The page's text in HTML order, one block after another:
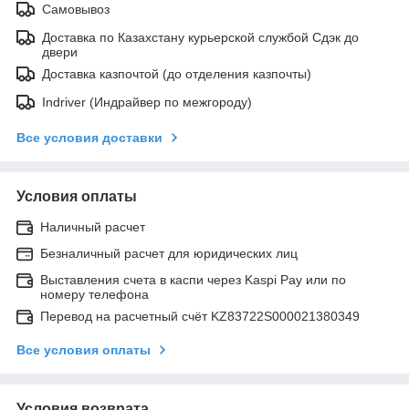
Самовывоз
Доставка по Казахстану курьерской службой Сдэк до
двери
Доставка казпочтой (до отделения казпочты)
Indriver (Индрайвер по межгороду)
Все условия доставки
Условия оплаты
Наличный расчет
Безналичный расчет для юридических лиц
Выставления счета в каспи через Kaspi Pay или по
номеру телефона
Перевод на расчетный счёт KZ83722S000021380349
Все условия оплаты